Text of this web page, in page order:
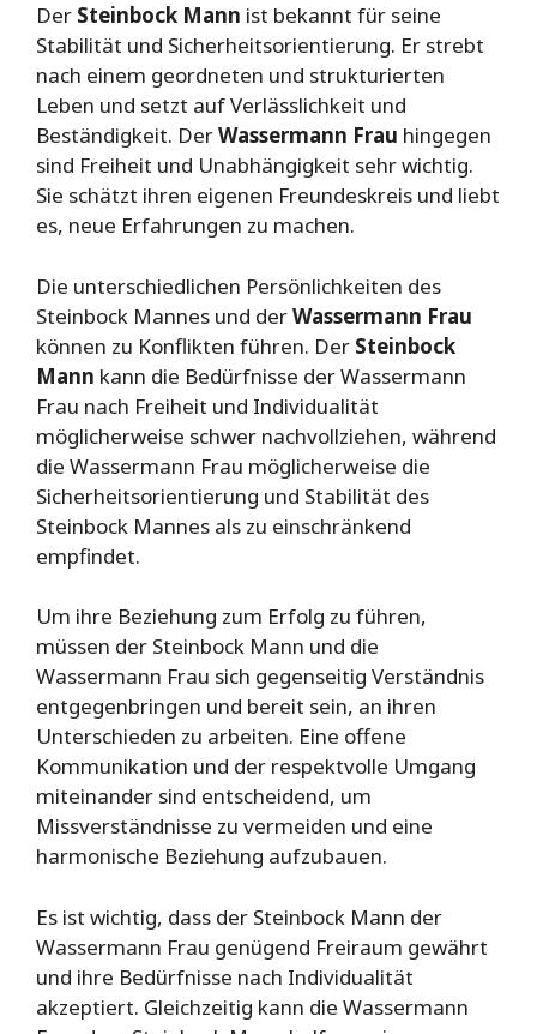
Der Steinbock Mann ist bekannt für seine
Stabilität und Sicherheitsorientierung. Er strebt
nach einem geordneten und strukturierten
Leben und setzt auf Verlässlichkeit und
Beständigkeit. DerWassermann Frau hingegen
sind Freiheit und Unabhängigkeit sehr wichtig.
Sie schätzt ihren eigenen Freundeskreis und liebt
es, neue Erfahrungen zu machen.
Die unterschiedlichen Persönlichkeiten des
Steinbock Mannes und derWassermann Frau
können zu Konflikten führen. Der Steinbock
Mann kann die Bedürfnisse der Wassermann
Frau nach Freiheit und Individualität
möglicherweise schwer nachvollziehen, während
die Wassermann Frau möglicherweise die
Sicherheitsorientierung und Stabilität des
Steinbock Mannes als zu einschränkend
empfindet.
Um ihre Beziehung zum Erfolg zu führen,
müssen der Steinbock Mann und die
Wassermann Frau sich gegenseitig Verständnis
entgegenbringen und bereit sein, an ihren
Unterschieden zu arbeiten. Eine offene
Kommunikation und der respektvolle Umgang
miteinander sind entscheidend, um
Missverständnisse zu vermeiden und eine
harmonische Beziehung aufzubauen.
Es ist wichtig, dass der Steinbock Mann der
Wassermann Frau genügend Freiraum gewährt
und ihre Bedürfnisse nach Individualität
akzeptiert. Gleichzeitig kann die Wassermann